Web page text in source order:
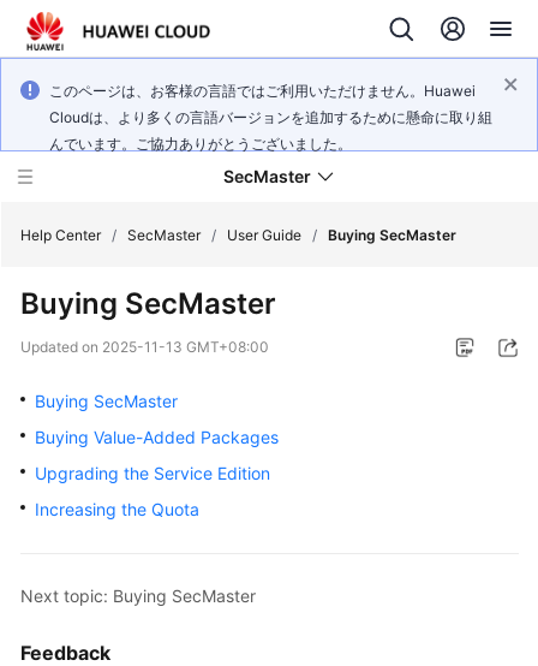
このページは、お客様の言語ではご利用いただけません。Huawei
Cloudは、より多くの言語バージョンを追加するために懸命に取り組
んでいます。ご協力ありがとうございました。
SecMaster
What's
New
Technology
Service
Overview
Getting
Help Center / SecMaster / User Guide / Buying SecMaster
Buying SecMaster
Updated on 2025-11-13 GMT+08:00
Buying SecMaster
Buying Value-Added Packages
Upgrading the Service Edition
Increasing the Quota
Next topic: Buying SecMaster
Feedback